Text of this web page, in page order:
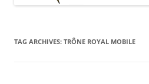
TAG ARCHIVES: TRÔNE ROYAL MOBILE